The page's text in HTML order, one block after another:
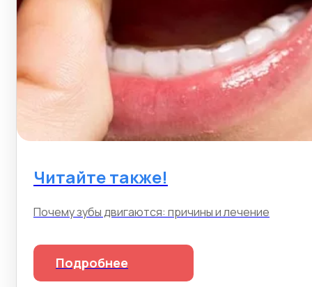
Читайте также!
Почему зубы двигаются: причины и лечение
Подробнее